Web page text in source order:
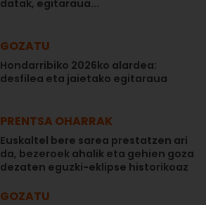
datak, egitaraua...
GOZATU
Hondarribiko 2026ko alardea:
desfilea eta jaietako egitaraua
PRENTSA OHARRAK
Euskaltel bere sarea prestatzen ari
da, bezeroek ahalik eta gehien goza
dezaten eguzki-eklipse historikoaz
GOZATU